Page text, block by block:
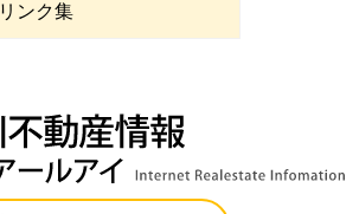
リンク集